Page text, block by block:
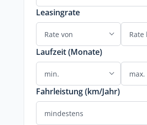
Leasingrate
Laufzeit (Monate)
Fahrleistung (km/Jahr)